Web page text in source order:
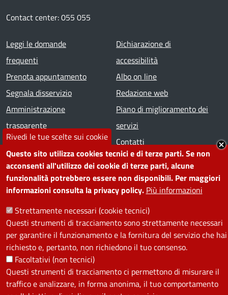
Rivedi le tue scelte sui cookie
Questo sito utilizza cookies tecnici e di terze parti. Se non
acconsenti all'utilizzo dei cookie di terze parti, alcune
funzionalità potrebbero essere non disponibili. Per maggiori
informazioni consulta la privacy policy. Più informazioni
Strettamente necessari (cookie tecnici)
Questi strumenti di tracciamento sono strettamente necessari
per garantire il funzionamento e la fornitura del servizio che hai
richiesto e, pertanto, non richiedono il tuo consenso.
Facoltativi (non tecnici)
Questi strumenti di tracciamento ci permettono di misurare il
traffico e analizzare, in forma anonima, il tuo comportamento
Contact center: 055 055
Footer menu
Leggi le domande
frequenti
Prenota appuntamento
Segnala disservizio
Amministrazione
trasparente
Note legali
Dichiarazione di
accessibilità
Albo on line
Redazione web
Piano di miglioramento dei
servizi
Contatti
SEGUICI SU
Facebook
Instagram
YouTube
Telegram
WhatsApp
TwitterLinkedin
PRIVACY
Useful links section
La Privacy nel Comune
PRIVACY